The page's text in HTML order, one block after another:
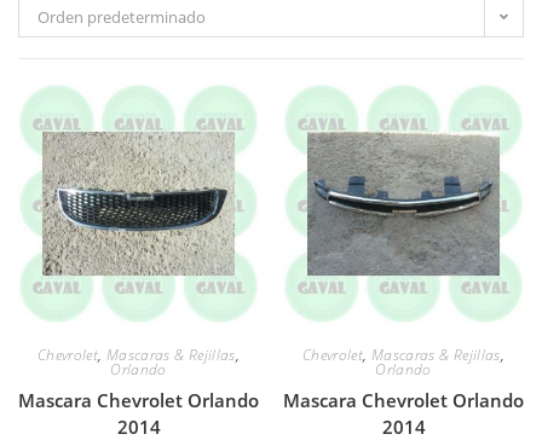
Orden predeterminado
Chevrolet, Mascaras & Rejillas,
Orlando
Mascara Chevrolet Orlando
2014
Chevrolet, Mascaras & Rejillas,
Orlando
Mascara Chevrolet Orlando
2014